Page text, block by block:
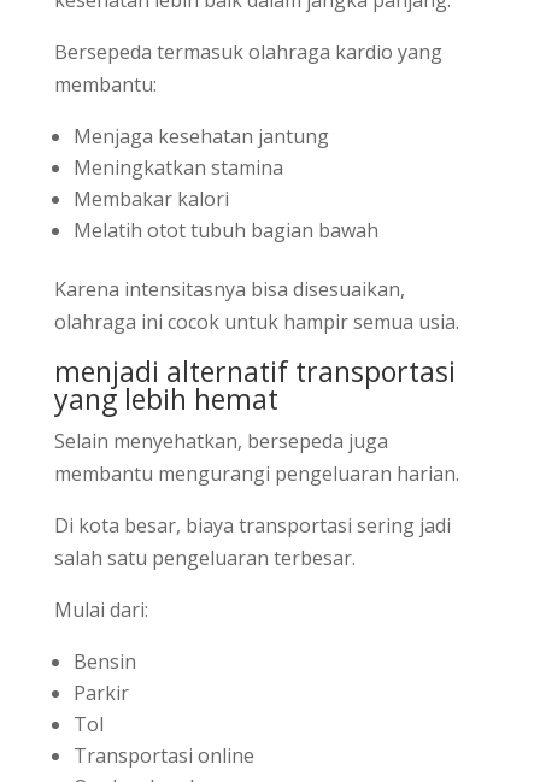
Bersepeda termasuk olahraga kardio yang
membantu:
Menjaga kesehatan jantung
Meningkatkan stamina
Membakar kalori
Melatih otot tubuh bagian bawah
Karena intensitasnya bisa disesuaikan,
olahraga ini cocok untuk hampir semua usia.
menjadi alternatif transportasi
yang lebih hemat
Selain menyehatkan, bersepeda juga
membantu mengurangi pengeluaran harian.
Di kota besar, biaya transportasi sering jadi
salah satu pengeluaran terbesar.
Mulai dari:
Bensin
Parkir
Tol
Transportasi online